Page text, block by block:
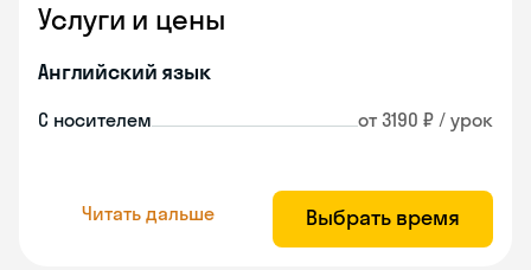
Услуги и цены
Английский язык
С носителем от 3190 ₽ / урок
Читать дальше Выбрать время